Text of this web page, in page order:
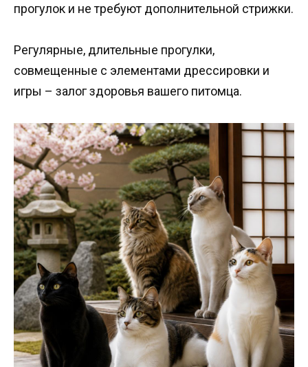
прогулок и не требуют дополнительной стрижки.
Регулярные, длительные прогулки,
совмещенные с элементами дрессировки и
игры – залог здоровья вашего питомца.